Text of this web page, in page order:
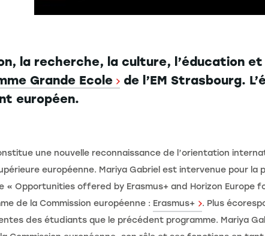
la recherche, la culture, l’éducation
Grande Ecole
de l’EM Strasbourg.
européen.
une nouvelle reconnaissance de l’orientation
européenne. Mariya Gabriel est intervenue pour la
« Opportunities offered by Erasmus+ and Horizon Europe
de la Commission européenne : Erasmus+
. Plus
des étudiants que le précédent programme. Mariya